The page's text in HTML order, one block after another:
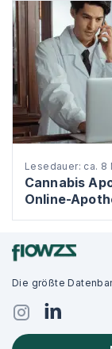
Lesedauer: ca. 8
Cannabis
Online-
Die größte